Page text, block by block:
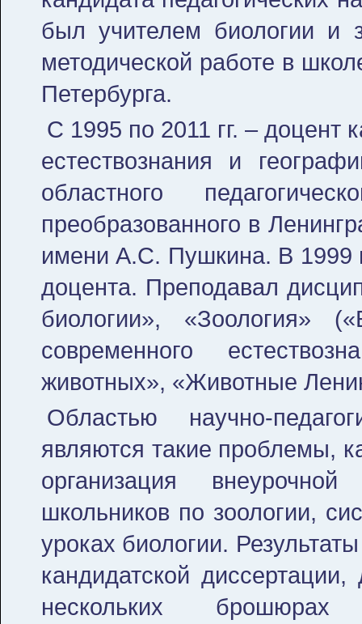
был учителем биологии и
методической работе в
Петербурга.
С 1995 по 2011 гг. –
естествознания и
областного
преобразованного в
имени А.С. Пушкина. В 1999
доцента. Преподавал
биологии», «Зоология»
современного
животных», «Животные
Областью научно-
являются такие проблемы,
организация внеурочной
школьников по зоологии,
уроках биологии.
кандидатской
нескольких